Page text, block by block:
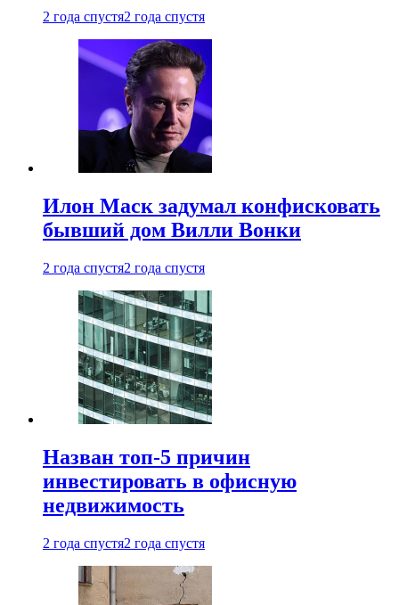
2 года спустя2 года спустя
Илон Маск задумал конфисковать
бывший дом Вилли Вонки
2 года спустя2 года спустя
Назван топ-5 причин
инвестировать в офисную
недвижимость
2 года спустя2 года спустя